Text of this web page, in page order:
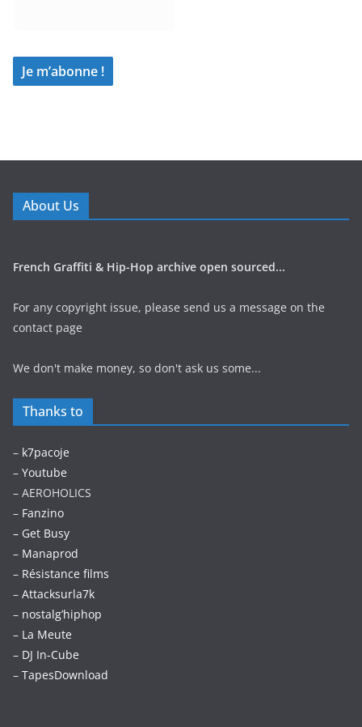
About Us
French Graffiti & Hip-Hop archive open sourced...
For any copyright issue, please send us a message on the
contact page
We don't make money, so don't ask us some...
Thanks to
– k7pacoje
– Youtube
– AEROHOLICS
– Fanzino
– Get Busy
– Manaprod
– Résistance films
– Attacksurla7k
– nostalg’hiphop
– La Meute
– DJ In-Cube
– TapesDownload